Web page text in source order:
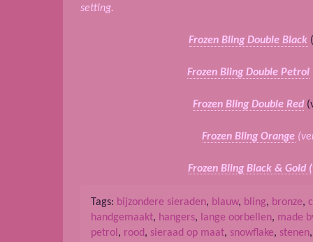
setting.
Frozen Bling Double Black
Frozen Bling Double Petrol
Frozen Bling Double Red
Frozen Bling Orange
Frozen Bling Black & Gold
Tags: bijzondere sieraden, blauw, bling, bronze,
handgemaakt, hangers, lange oorbellen, made
petrol, rood, sieraad op maat, snowflake, stenen